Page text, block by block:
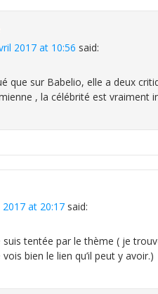
2017 at 10:56 said:
que sur Babelio, elle a deux
, la célébrité est vraiment
2017 at 20:17 said:
tentée par le thème ( je
bien le lien qu’il peut y avoir.)